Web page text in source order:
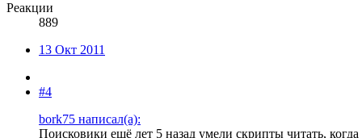
Реакции
889
13 Окт 2011
#4
bork75 написал(а):
Поисковики ещё лет 5 назад умели скрипты читать,